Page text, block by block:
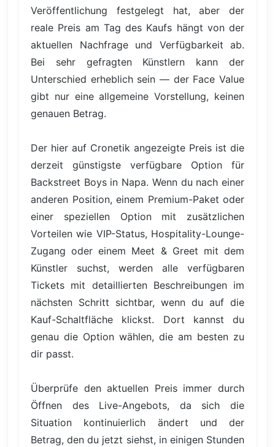
Veröffentlichung festgelegt hat, aber der
reale Preis am Tag des Kaufs hängt von der
aktuellen Nachfrage und Verfügbarkeit ab.
Bei sehr gefragten Künstlern kann der
Unterschied erheblich sein — der Face Value
gibt nur eine allgemeine Vorstellung, keinen
genauen Betrag.
Der hier auf Cronetik angezeigte Preis ist die
derzeit günstigste verfügbare Option für
Backstreet Boys in Napa. Wenn du nach einer
anderen Position, einem Premium-Paket oder
einer speziellen Option mit zusätzlichen
Vorteilen wie VIP-Status, Hospitality-Lounge-
Zugang oder einem Meet & Greet mit dem
Künstler suchst, werden alle verfügbaren
Tickets mit detaillierten Beschreibungen im
nächsten Schritt sichtbar, wenn du auf die
Kauf-Schaltfläche klickst. Dort kannst du
genau die Option wählen, die am besten zu
dir passt.
Überprüfe den aktuellen Preis immer durch
Öffnen des Live-Angebots, da sich die
Situation kontinuierlich ändert und der
Betrag, den du jetzt siehst, in einigen Stunden